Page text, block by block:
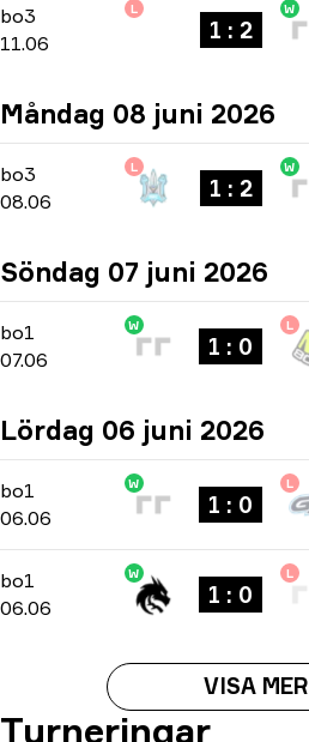
bo3
bo3
11.06
L
1 : 2
W
Måndag 08 juni 2026
bo3
bo3
08.06
L
1 : 2
W
Söndag 07 juni 2026
bo1
bo1
07.06
W
1 : 0
L
Lördag 06 juni 2026
bo1
bo1
06.06
W
1 : 0
L
bo1
bo1
06.06
W
1 : 0
L
VISA MER
Turneringar